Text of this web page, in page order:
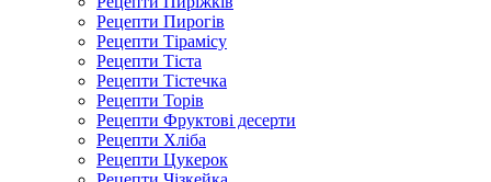
Рецепти Пирогів
Рецепти Тірамісу
Рецепти Тіста
Рецепти Тістечка
Рецепти Торів
Рецепти Фруктові десерти
Рецепти Хліба
Рецепти Цукерок